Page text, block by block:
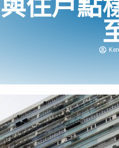
住戶點